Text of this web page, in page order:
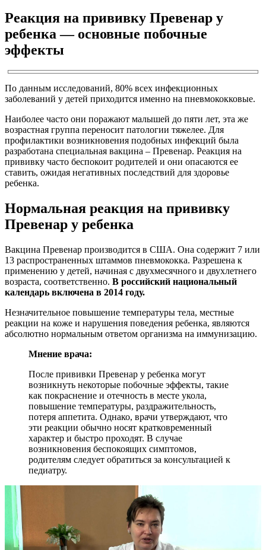
Реакция на прививку Превенар у
ребенка — основные побочные
эффекты
По данным исследований, 80% всех инфекционных
заболеваний у детей приходится именно на пневмококковые.
Наиболее часто они поражают малышей до пяти лет, эта же
возрастная группа переносит патологии тяжелее. Для
профилактики возникновения подобных инфекций была
разработана специальная вакцина – Превенар. Реакция на
прививку часто беспокоит родителей и они опасаются ее
ставить, ожидая негативных последствий для здоровье
ребенка.
Нормальная реакция на прививку
Превенар у ребенка
Вакцина Превенар производится в США. Она содержит 7 или
13 распространенных штаммов пневмококка. Разрешена к
применению у детей, начиная с двухмесячного и двухлетнего
возраста, соответственно. В российский национальный
календарь включена в 2014 году.
Незначительное повышение температуры тела, местные
реакции на коже и нарушения поведения ребенка, являются
абсолютно нормальным ответом организма на иммунизацию.
Мнение врача:
После прививки Превенар у ребенка могут
возникнуть некоторые побочные эффекты, такие
как покраснение и отечность в месте укола,
повышение температуры, раздражительность,
потеря аппетита. Однако, врачи утверждают, что
эти реакции обычно носят кратковременный
характер и быстро проходят. В случае
возникновения беспокоящих симптомов,
родителям следует обратиться за консультацией к
педиатру.